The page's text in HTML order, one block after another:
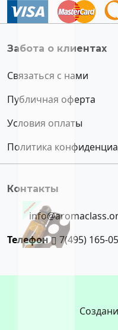
Забота о клиентах
Связаться с нами
Публичная оферта
Условия оплаты
Политика
Контакты
Телефон
7(495) 165-